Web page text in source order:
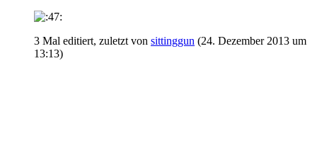
3 Mal editiert, zuletzt von sittinggun (24. Dezember 2013 um
13:13)